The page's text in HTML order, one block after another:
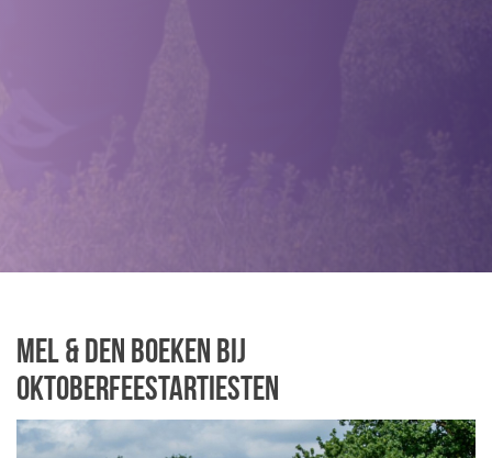
Mel & Den boeken bij
Oktoberfeestartiesten